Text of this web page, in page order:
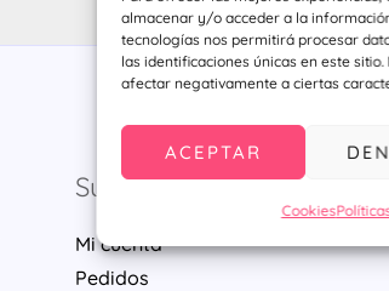
almacenar y/o acceder a la
tecnologías nos permitirá procesar
las identificaciones únicas en este
afectar negativamente a ciertas
ACEPTAR
Cookies
Su cuenta
Mi cuenta
Pedidos